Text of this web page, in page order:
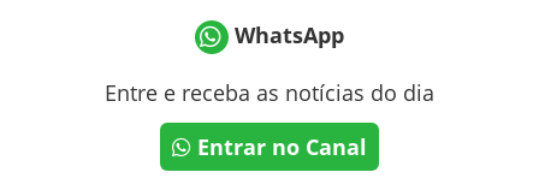
WhatsApp
Entre e receba as notícias do dia
Entrar no Canal